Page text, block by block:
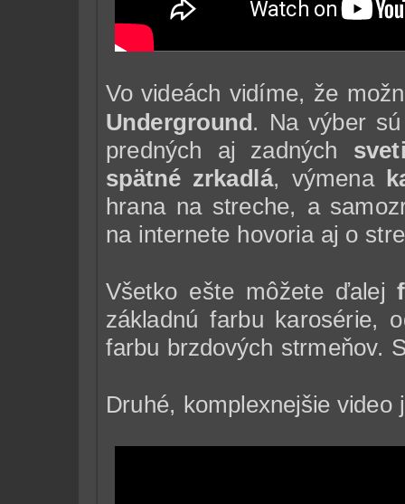
Vo videách vidíme, že
Underground. Na výber
predných aj zadných
spätné zrkadlá, výmena
hrana na streche, a
na internete hovoria aj o
Všetko ešte môžete ďalej
základnú farbu karosérie,
farbu brzdových strmeňov.
Druhé, komplexnejšie